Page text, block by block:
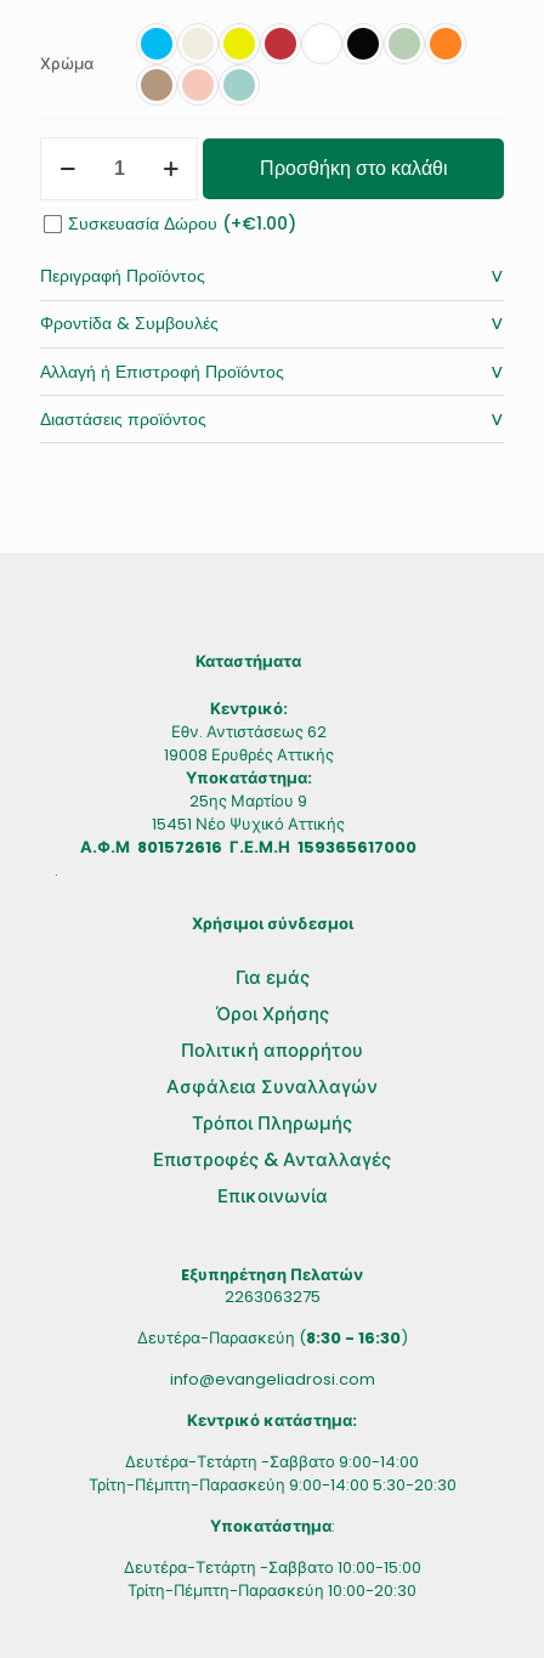
Χρώμα
Δερμάτινη
Petite
ποσότητα
Προσθήκη στο καλάθι
Συσκευασία Δώρου (+€1.00)
Περιγραφή Προϊόντος ˅
Φροντίδα & Συμβουλές ˅
Αλλαγή ή Επιστροφή Προϊόντος ˅
Διαστάσεις προϊόντος ˅
Καταστήματα
Κεντρικό:
Εθν. Αντιστάσεως 62
19008 Ερυθρές Αττικής
Υποκατάστημα:
25ης Μαρτίου 9
15451 Νέο Ψυχικό Αττικής
Α.Φ.Μ 801572616 Γ.Ε.Μ.Η 159365617000
.
Χρήσιμοι σύνδεσμοι
Για εμάς
Όροι Χρήσης
Πολιτική απορρήτου
Ασφάλεια Συναλλαγών
Τρόποι Πληρωμής
Επιστροφές & Ανταλλαγές
Επικοινωνία
Eξυπηρέτηση Πελατών
2263063275
Δευτέρα-Παρασκεύη (8:30 - 16:30)
info@evangeliadrosi.com
Κεντρικό κατάστημα:
Δευτέρα-Τετάρτη -Σαββατο 9:00-14:00
Τρίτη-Πέμπτη-Παρασκεύη 9:00-14:00 5:30-20:30
Υποκατάστημα:
Δευτέρα-Τετάρτη -Σαββατο 10:00-15:00
Τρίτη-Πέμπτη-Παρασκεύη 10:00-20:30